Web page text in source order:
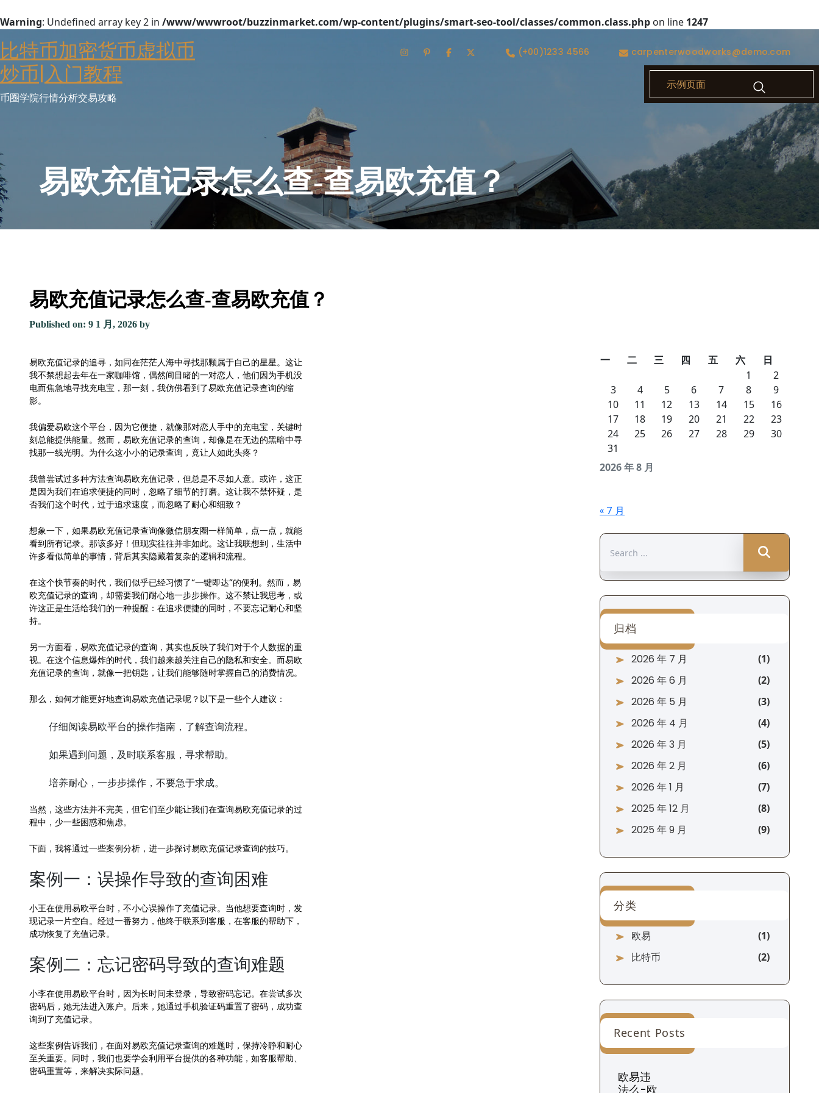
Warning: Undefined array key 2 in /www/wwwroot/buzzinmarket.com/wp-content/plugins/smart-seo-tool/classes/common.class.php on line 1247
to
content
比特币加密货币虚拟币
炒币|入门教程
币圈学院行情分析交易攻略
(+00)1233 4566 carpenterwoodworks@demo.com
示例页面
易欧充值记录怎么查-查易欧充值？
易欧充值记录怎么查-查易欧充值？
Published on: 9 1 月, 2026 by
易欧充值记录的追寻，如同在茫茫人海中寻找那颗属于自己的星星。这让
我不禁想起去年在一家咖啡馆，偶然间目睹的一对恋人，他们因为手机没
电而焦急地寻找充电宝，那一刻，我仿佛看到了易欧充值记录查询的缩
影。
我偏爱易欧这个平台，因为它便捷，就像那对恋人手中的充电宝，关键时
刻总能提供能量。然而，易欧充值记录的查询，却像是在无边的黑暗中寻
找那一线光明。为什么这小小的记录查询，竟让人如此头疼？
我曾尝试过多种方法查询易欧充值记录，但总是不尽如人意。或许，这正
是因为我们在追求便捷的同时，忽略了细节的打磨。这让我不禁怀疑，是
否我们这个时代，过于追求速度，而忽略了耐心和细致？
想象一下，如果易欧充值记录查询像微信朋友圈一样简单，点一点，就能
看到所有记录。那该多好！但现实往往并非如此。这让我联想到，生活中
许多看似简单的事情，背后其实隐藏着复杂的逻辑和流程。
在这个快节奏的时代，我们似乎已经习惯了“一键即达”的便利。然而，易
欧充值记录的查询，却需要我们耐心地一步步操作。这不禁让我思考，或
许这正是生活给我们的一种提醒：在追求便捷的同时，不要忘记耐心和坚
持。
另一方面看，易欧充值记录的查询，其实也反映了我们对于个人数据的重
视。在这个信息爆炸的时代，我们越来越关注自己的隐私和安全。而易欧
充值记录的查询，就像一把钥匙，让我们能够随时掌握自己的消费情况。
那么，如何才能更好地查询易欧充值记录呢？以下是一些个人建议：
仔细阅读易欧平台的操作指南，了解查询流程。
如果遇到问题，及时联系客服，寻求帮助。
培养耐心，一步步操作，不要急于求成。
当然，这些方法并不完美，但它们至少能让我们在查询易欧充值记录的过
程中，少一些困惑和焦虑。
下面，我将通过一些案例分析，进一步探讨易欧充值记录查询的技巧。
案例一：误操作导致的查询困难
小王在使用易欧平台时，不小心误操作了充值记录。当他想要查询时，发
现记录一片空白。经过一番努力，他终于联系到客服，在客服的帮助下，
成功恢复了充值记录。
案例二：忘记密码导致的查询难题
小李在使用易欧平台时，因为长时间未登录，导致密码忘记。在尝试多次
密码后，她无法进入账户。后来，她通过手机验证码重置了密码，成功查
询到了充值记录。
这些案例告诉我们，在面对易欧充值记录查询的难题时，保持冷静和耐心
至关重要。同时，我们也要学会利用平台提供的各种功能，如客服帮助、
密码重置等，来解决实际问题。
2026 年 8 月
一 二 三 四 五 六
日
1
2
3
4 5 6 7 8
9
10
11 12 13 14 15
16
17
18 19 20 21 22
23
24
25 26 27 28 29
30
31
« 7 月
for:
归档
2026 年 7 月
2026 年 6 月
2026 年 5 月
2026 年 4 月
2026 年 3 月
2026 年 2 月
2026 年 1 月
2025 年 12 月
2025 年 9 月
分类
欧易
比特币
Recent Posts
欧易违
法么-欧